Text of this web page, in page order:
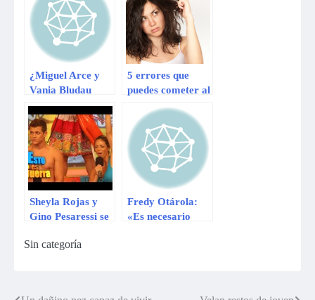
Comprobado
¿Miguel Arce y
Vania Bludau
vuelven a
Combate?
5 errores que
puedes cometer al
Sheyla Rojas y
Gino Pesaressi se
rencillas y
Fredy Otárola:
«Es necesario
Sin categoría